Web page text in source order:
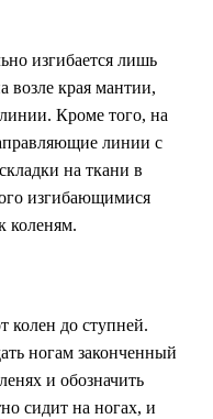
изгибается лишь
возле края мантии,
Кроме того, на
линии с
на ткани в
изгибающимися
коленям.
колен до ступней.
ногам законченный
и обозначить
сидит на ногах, и